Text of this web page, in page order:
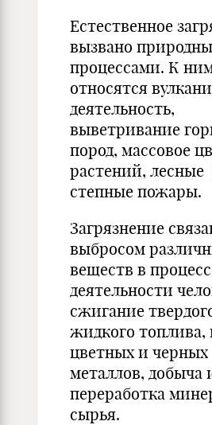
Естественное
вызва­но
процессами. К
относятся
деятель­ность,
выветривание
пород, массовое
растений, лесные
степные пожары.
Загрязнение
выбросом
веществ в
деятельности
сжигание
жидкого топ­лива,
цветных и черных
металлов, добыча
переработка
сырья.